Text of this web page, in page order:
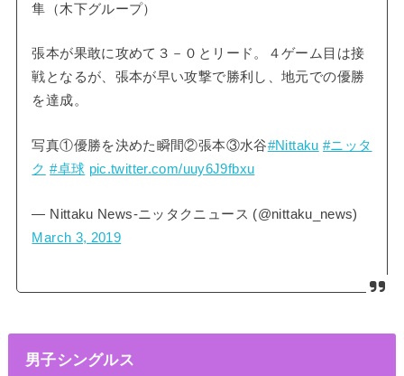
隼（木下グループ）
張本が果敢に攻めて３－０とリード。４ゲーム目は接
戦となるが、張本が早い攻撃で勝利し、地元での優勝
を達成。
写真①優勝を決めた瞬間②張本③水谷#Nittaku #ニッタ
ク #卓球 pic.twitter.com/uuy6J9fbxu
— Nittaku News-ニッタクニュース (@nittaku_news)
March 3, 2019
男子シングルス